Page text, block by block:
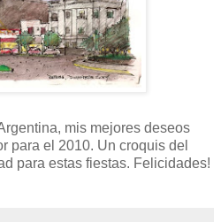
mis mejores deseos
para el 2010. Un croquis del
para estas fiestas. Felicidades!